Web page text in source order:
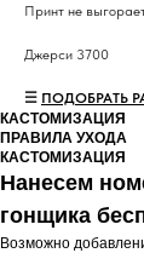
Принт не
Джерси 3700
☰ ПОДОБРАТЬ
КАСТОМИЗАЦИЯ
ПРАВИЛА УХОДА
КАСТОМИЗАЦИЯ
Нанесем
гонщика
Возможно